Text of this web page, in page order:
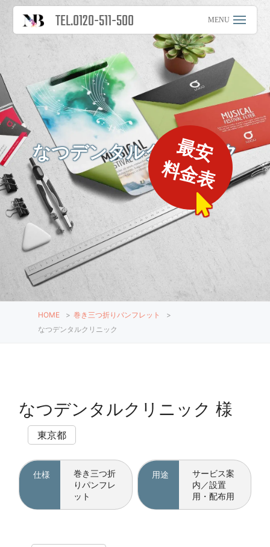
TEL.0120-511-500
なつデンタルクリニック
最安
料金表
HOME > 巻き三つ折りパンフレット
>
なつデンタルクリニック
なつデンタルクリニック 様
東京都
仕様
巻き三つ折
りパンフレ
ット
用途
サービス案
内／設置
用・配布用